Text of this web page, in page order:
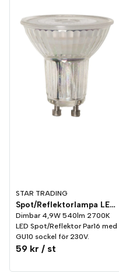
STAR TRADING
Spot/Reflektorlampa LED 540lm GU10 2700K Dim
Dimbar 4,9W 540lm 2700K
LED Spot/Reflektor Par16 med
GU10 sockel för 230V.
59 kr / st